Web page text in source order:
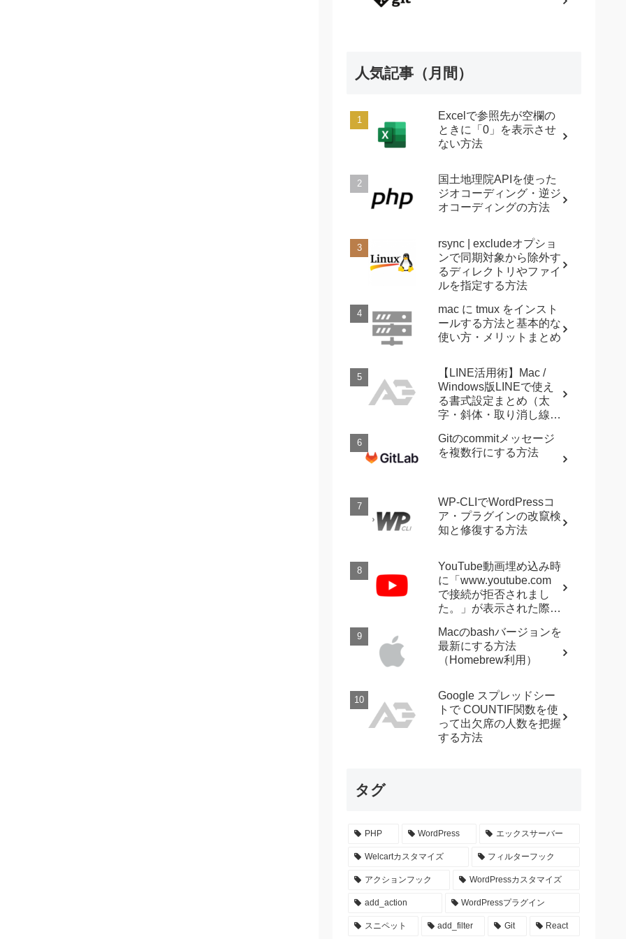
人気記事（月間）
Excelで参照先が空欄の
ときに「0」を表示させ
ない方法
国土地理院APIを使った
ジオコーディング・逆ジ
オコーディングの方法
rsync | excludeオプショ
ンで同期対象から除外す
るディレクトリやファイ
ルを指定する方法
mac に tmux をインスト
ールする方法と基本的な
使い方・メリットまとめ
【LINE活用術】Mac /
Windows版LINEで使え
る書式設定まとめ（太
字・斜体・取り消し線・
Gitのcommitメッセージ
を複数行にする方法
WP-CLIでWordPressコ
ア・プラグインの改竄検
知と修復する方法
YouTube動画埋め込み時
に「www.youtube.com
で接続が拒否されまし
た。」が表示された際に
Macのbashバージョンを
最新にする方法
（Homebrew利用）
Google スプレッドシー
トで COUNTIF関数を使
って出欠席の人数を把握
する方法
タグ
PHP WordPress エックスサーバー
Welcartカスタマイズ フィルターフック
アクションフック WordPressカスタマイズ
add_action WordPressプラグイン
スニペット add_filter Git React